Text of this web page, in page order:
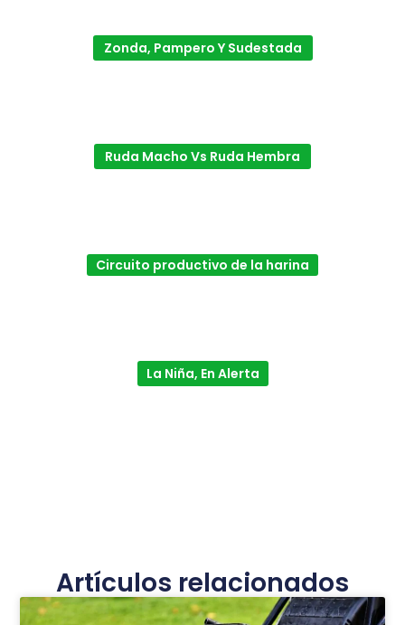
Zonda, Pampero Y Sudestada
Ruda Macho Vs Ruda Hembra
Circuito productivo de la harina
La Niña, En Alerta
Artículos relacionados